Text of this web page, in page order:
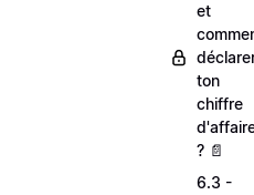
et
ton
chiffre
? 📄
6.3 -